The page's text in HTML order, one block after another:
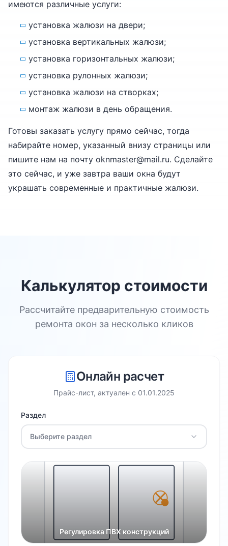
имеются различные услуги:
установка жалюзи на двери;
установка вертикальных жалюзи;
установка горизонтальных жалюзи;
установка рулонных жалюзи;
установка жалюзи на створках;
монтаж жалюзи в день обращения.
Готовы заказать услугу прямо сейчас, тогда
набирайте номер, указанный внизу страницы или
пишите нам на почту oknmaster@mail.ru. Сделайте
это сейчас, и уже завтра ваши окна будут
украшать современные и практичные жалюзи.
Калькулятор стоимости
Рассчитайте предварительную стоимость
ремонта окон за несколько кликов
Онлайн расчет
Прайс-лист, актуален с 01.01.2025
Раздел
Выберите раздел
Регулировка ПВХ конструкций